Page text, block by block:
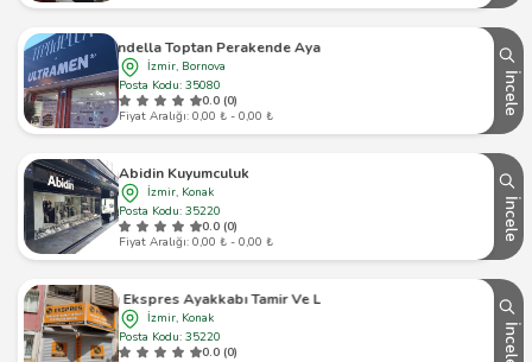
Trendella Toptan Perakende Ayakkabı
İzmir, Bornova
Posta Kodu: 35080
0.0 (0)
Fiyat Aralığı: 0,00 ₺ - 0,00 ₺
İncele
Abidin Kuyumculuk
İzmir, Konak
Posta Kodu: 35220
0.0 (0)
Fiyat Aralığı: 0,00 ₺ - 0,00 ₺
İncele
Güzelyalı Ekspres Ayakkabı Tamir Ve Lostra Salonları
İzmir, Konak
Posta Kodu: 35220
0.0 (0)
İncele